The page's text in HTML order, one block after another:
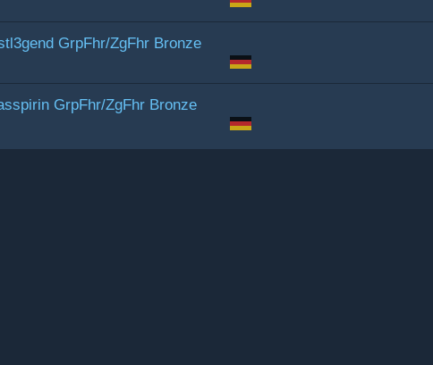
GrpFhr/ZgFhr Bronze
GrpFhr/ZgFhr Bronze